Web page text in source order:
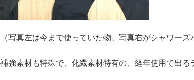
（写真左は今まで使っていた物、写真右がシャワーズ
補強素材も特殊で、化繊素材特有の、経年使用で出る